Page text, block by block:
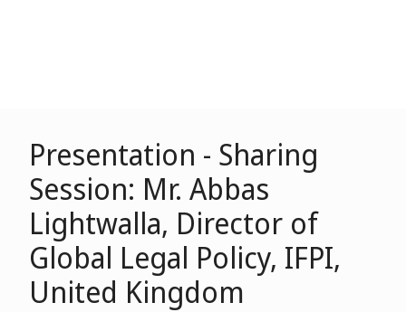
Presentation - Sharing
Session: Mr. Abbas
Lightwalla, Director of
Global Legal Policy, IFPI,
United Kingdom